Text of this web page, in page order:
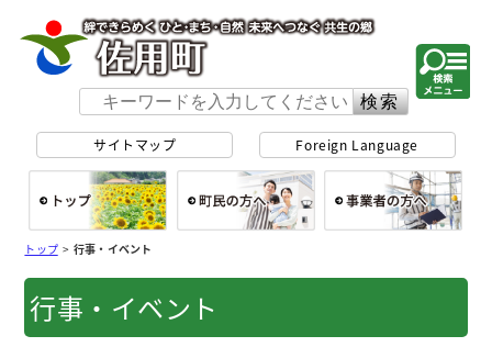
サイトマップ Foreign Language
トップ>行事・イベント
行事・イベント